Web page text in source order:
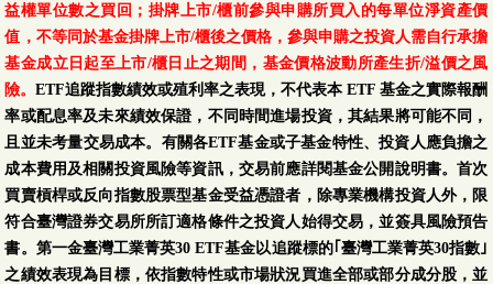
益權單位數之買回；掛牌上市/櫃前參與申購所買入的每單位淨資產價
值，不等同於基金掛牌上市/櫃後之價格，參與申購之投資人需自行承擔
基金成立日起至上市/櫃日止之期間，基金價格波動所產生折/溢價之風
險。ETF追蹤指數績效或殖利率之表現，不代表本 ETF 基金之實際報酬
率或配息率及未來績效保證，不同時間進場投資，其結果將可能不同，
且並未考量交易成本。有關各ETF基金或子基金特性、投資人應負擔之
成本費用及相關投資風險等資訊，交易前應詳閱基金公開說明書。首次
買賣槓桿或反向指數股票型基金受益憑證者，除專業機構投資人外，限
符合臺灣證券交易所所訂適格條件之投資人始得交易，並簽具風險預告
書。第一金臺灣工業菁英30 ETF基金以追蹤標的｢臺灣工業菁英30指數｣
之績效表現為目標，依指數特性或市場狀況買進全部或部分成分股，並